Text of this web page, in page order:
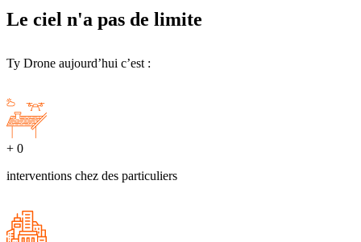
Le ciel n'a pas de limite
Ty Drone aujourd’hui c’est :
+ 0
interventions chez des particuliers